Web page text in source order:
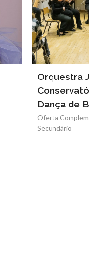
Orquestra
Dança de
Oferta
Secundário